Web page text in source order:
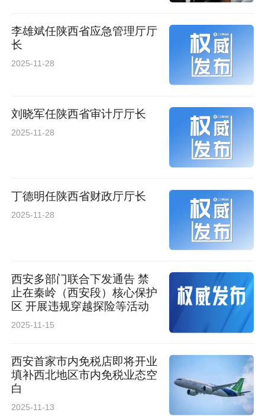
李雄斌任陕西省应急管理厅厅
长
2025-11-28
刘晓军任陕西省审计厅厅长
2025-11-28
丁德明任陕西省财政厅厅长
2025-11-28
西安多部门联合下发通告 禁
止在秦岭（西安段）核心保护
区 开展违规穿越探险等活动
2025-11-15
西安首家市内免税店即将开业
填补西北地区市内免税业态空
白
2025-11-13